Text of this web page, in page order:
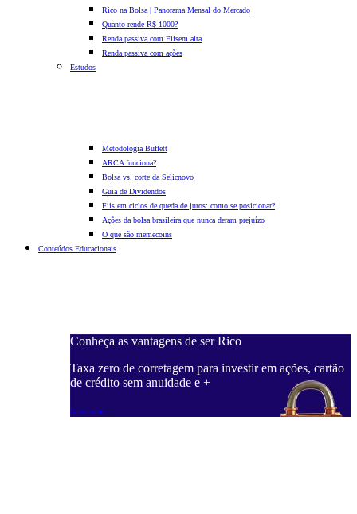
Rico na Bolsa | Panorama Mensal do Mercado
Quanto rende R$ 1000?
Renda passiva com Fiisem alta
Renda passiva com ações
Estudos
Metodologia Buffett
ARCA funciona?
Bolsa vs. corte da Selicnovo
Guia de Dividendos
Fiis em ciclos de queda de juros: como se posicionar?
Ações da bolsa brasileira que nunca deram prejuízo
O que são memecoins
Conteúdos Educacionais
Conheça as vantagens de ser Rico
Taxa zero de corretagem para investir em ações, cartão
de crédito sem anuidade e +
Saiba mais